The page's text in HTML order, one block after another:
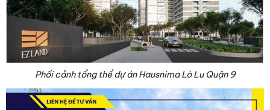
Phối cảnh tổng thể dự án Hausnima Lò Lu Quận 9